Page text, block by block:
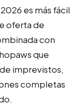
es más fácil
oferta de
con
que
imprevistos,
completas